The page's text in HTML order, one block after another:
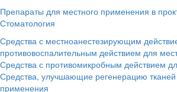
Препараты для местного применения в
Стоматология
Средства с местноанестезирующим
противовоспалительным действием для
Средства с противомикробным действием
Средства, улучшающие регенерацию
применения